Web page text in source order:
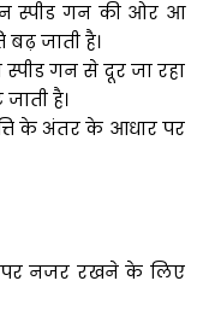
स्पीड गन की ओर आ
बढ़ जाती है।
स्पीड गन से दूर जा रहा
है।
के अंतर के आधार पर
पर नजर रखने के लिए